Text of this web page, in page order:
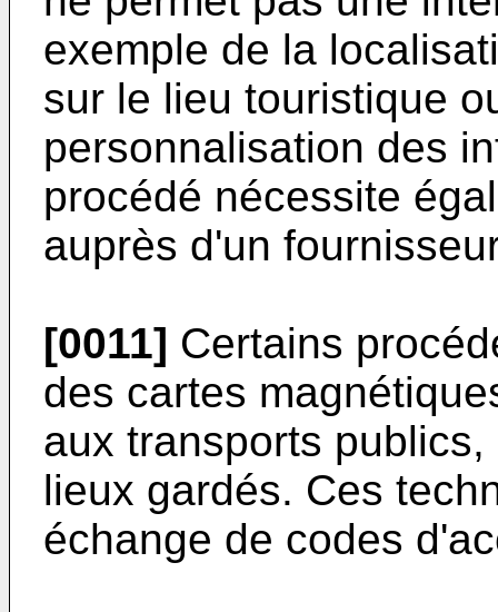
exemple de la
sur le lieu touristique
personnalisation des
procédé nécessite
auprès d'un
[0011] Certains
des cartes
aux transports
lieux gardés. Ces
échange de codes